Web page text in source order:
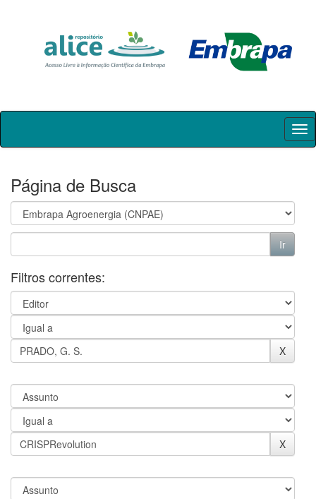
Skip
Página de Busca
Filtros correntes: